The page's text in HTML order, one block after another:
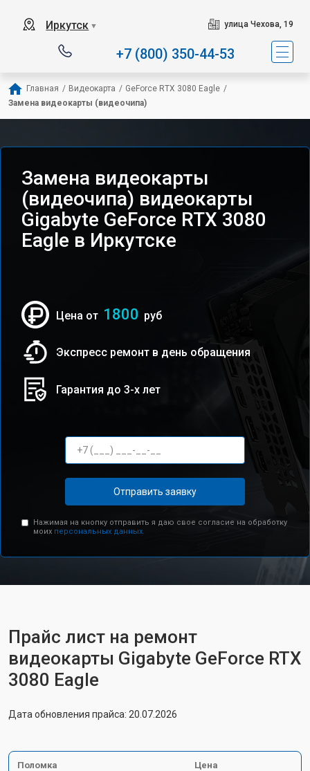
Иркутск ▼ улица Чехова, 19
+7 (800) 350-44-53
Главная / Видеокарта / GeForce RTX 3080 Eagle /
Замена видеокарты (видеочипа)
Замена видеокарты
(видеочипа) видеокарты
Gigabyte GeForce RTX 3080
Eagle в Иркутске
Цена от 1800 руб
Экспресс ремонт в день обращения
Гарантия до 3-х лет
Отправить заявку
Нажимая на кнопку отправить я даю свое согласие на обработку
моих персональных данных.
Прайс лист на ремонт
видеокарты Gigabyte GeForce RTX
3080 Eagle
Дата обновления прайса: 20.07.2026
Поломка Цена